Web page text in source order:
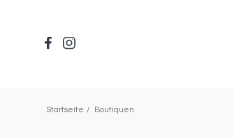
Startseite Boutiquen